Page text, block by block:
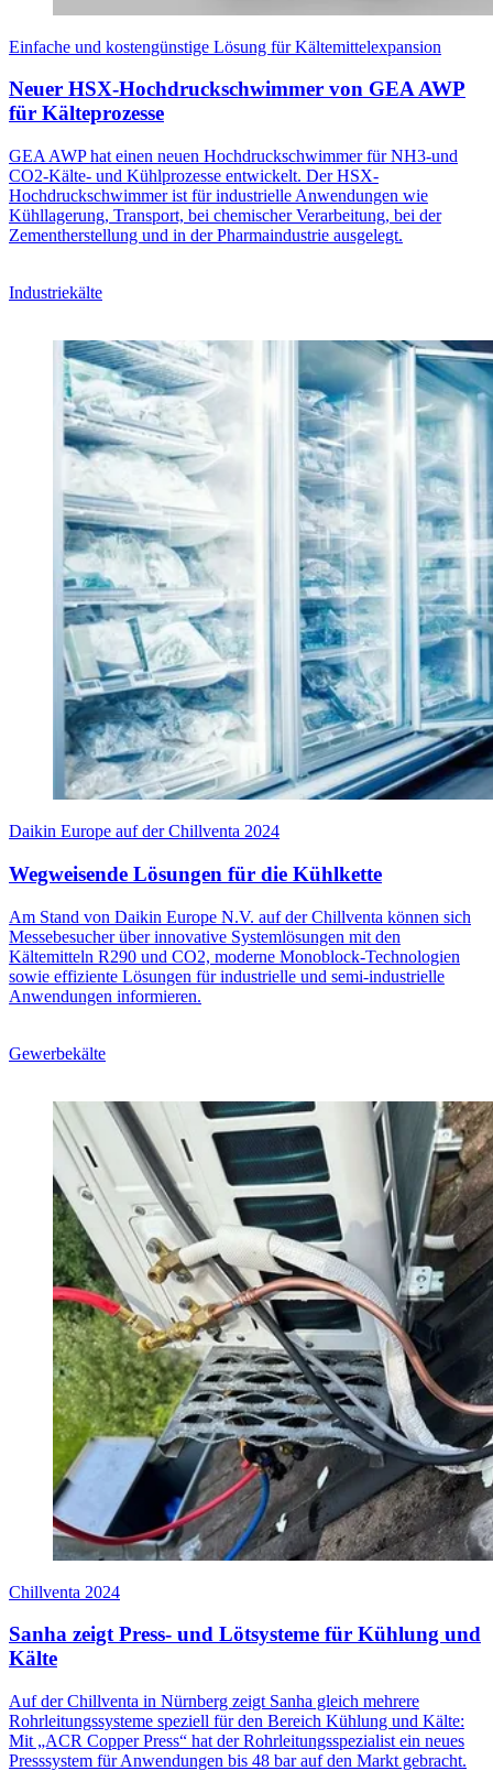
Einfache und kostengünstige Lösung für Kältemittelexpansion
Neuer HSX-Hochdruckschwimmer von GEA AWP
für Kälteprozesse
GEA AWP hat einen neuen Hochdruckschwimmer für NH3-und
CO2-Kälte- und Kühlprozesse entwickelt. Der HSX-
Hochdruckschwimmer ist für industrielle Anwendungen wie
Kühllagerung, Transport, bei chemischer Verarbeitung, bei der
Zementherstellung und in der Pharmaindustrie ausgelegt.
Industriekälte
Daikin Europe auf der Chillventa 2024
Wegweisende Lösungen für die Kühlkette
Am Stand von Daikin Europe N.V. auf der Chillventa können sich
Messebesucher über innovative Systemlösungen mit den
Kältemitteln R290 und CO2, moderne Monoblock-Technologien
sowie effiziente Lösungen für industrielle und semi-industrielle
Anwendungen informieren.
Gewerbekälte
Chillventa 2024
Sanha zeigt Press- und Lötsysteme für Kühlung und
Kälte
Auf der Chillventa in Nürnberg zeigt Sanha gleich mehrere
Rohrleitungssysteme speziell für den Bereich Kühlung und Kälte:
Mit „ACR Copper Press“ hat der Rohrleitungsspezialist ein neues
Presssystem für Anwendungen bis 48 bar auf den Markt gebracht.